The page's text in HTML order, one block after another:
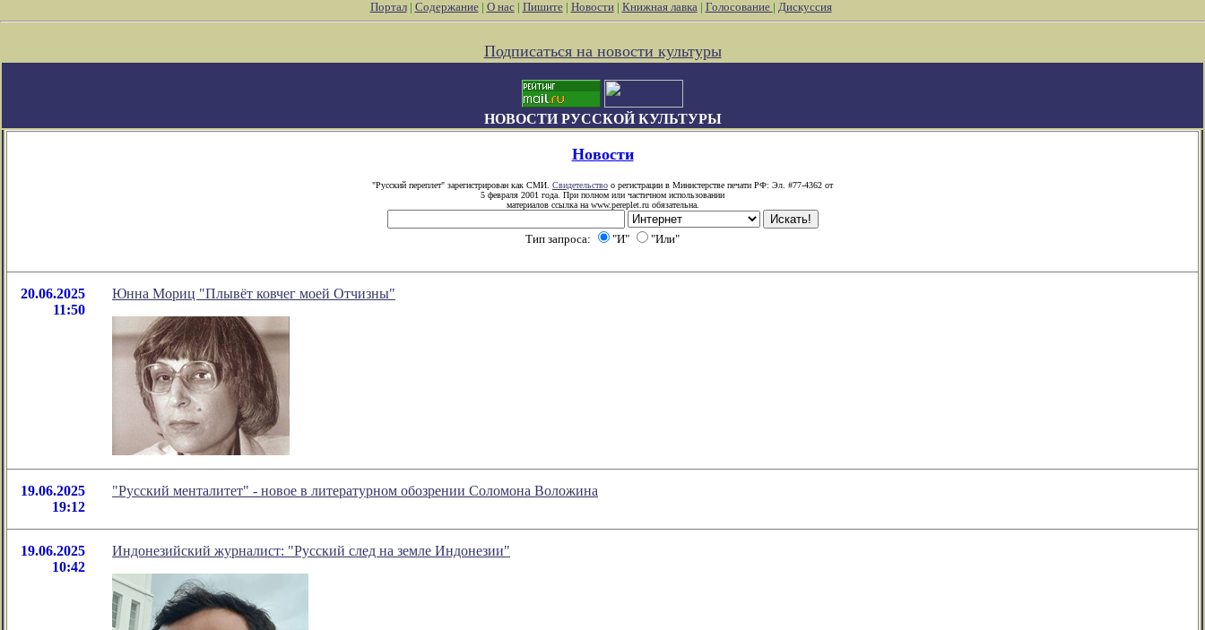
Портал| Содержание| О нас| Пишите| Новости| Книжная лавка| Голосование | Дискуссия
Подписаться на новости культуры
НОВОСТИ РУССКОЙ КУЛЬТУРЫ
Новости
"Русский переплет" зарегистрирован как СМИ. Свидетельство о регистрации в Министерстве печати РФ: Эл. #77-4362 от
5 февраля 2001 года. При полном или частичном использовании
материалов ссылка на www.pereplet.ru обязательна.
Тип запроса: "И" "Или"
20.06.2025
11:50
Юнна Мориц "Плывёт ковчег моей Отчизны"
19.06.2025
19:12
"Русский менталитет" - новое в литературном обозрении Соломона Воложина
19.06.2025
10:42
Индонезийский журналист: "Русский след на земле Индонезии"